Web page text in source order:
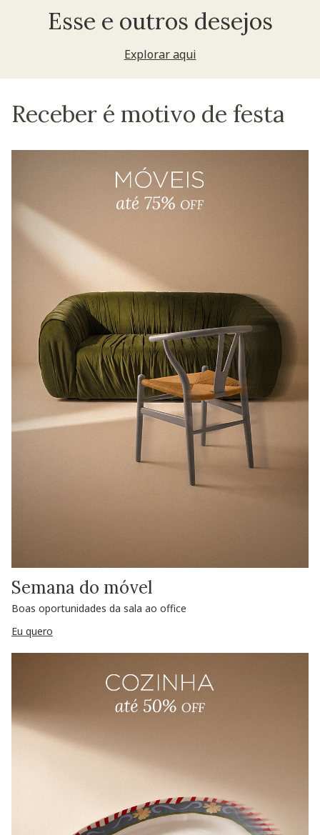
Esse e outros desejos
Explorar aqui
Receber é motivo de festa
Semana do móvel
Boas oportunidades da sala ao office
Eu quero